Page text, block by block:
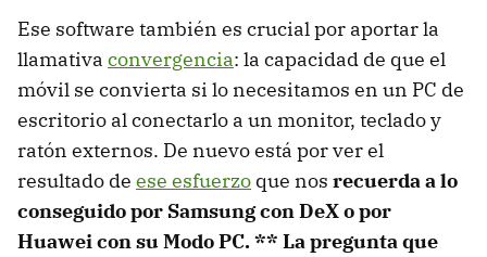
Ese software también es crucial por aportar la
llamativa convergencia: la capacidad de que el
móvil se convierta si lo necesitamos en un PC de
escritorio al conectarlo a un monitor, teclado y
ratón externos. De nuevo está por ver el
resultado de ese esfuerzo que nos recuerda a lo
conseguido por Samsung con DeX o por
Huawei con su Modo PC. ** La pregunta que